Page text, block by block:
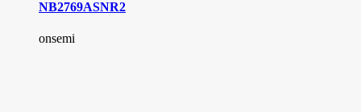
NB2769ASNR2
onsemi